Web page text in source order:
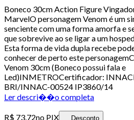
Boneco 30cm Action Figure
MarvelO personagem Venom é um
senciente com uma forma amorfa e
que sobrevive ao se ligar a um
Esta forma de vida dupla recebe
conhecer de perto este
Venom 30cm (Boneco possui fala e
Led)INMETROCertificador:
BRI/INNAC-00524 IP3860/14
Ler descri��o completa
R$ 73,72no PIX Desconto